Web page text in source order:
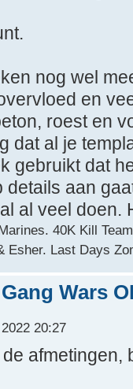
nog wel
en
roest en
dat al je
gebruikt dat
aan
al veel doen.
40K Kill
Esher. Last Days
Wars
20:27
afmetingen,